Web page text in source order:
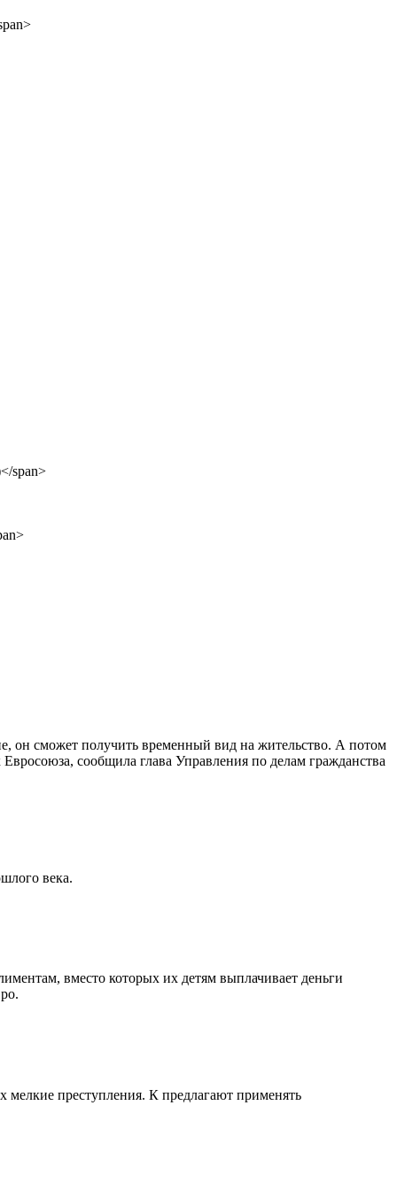
он сможет получить временный вид на жительство. А потом
сообщила глава Управления по делам гражданства
века.
вместо которых их детям выплачивает деньги
мелкие преступления. К предлагают применять